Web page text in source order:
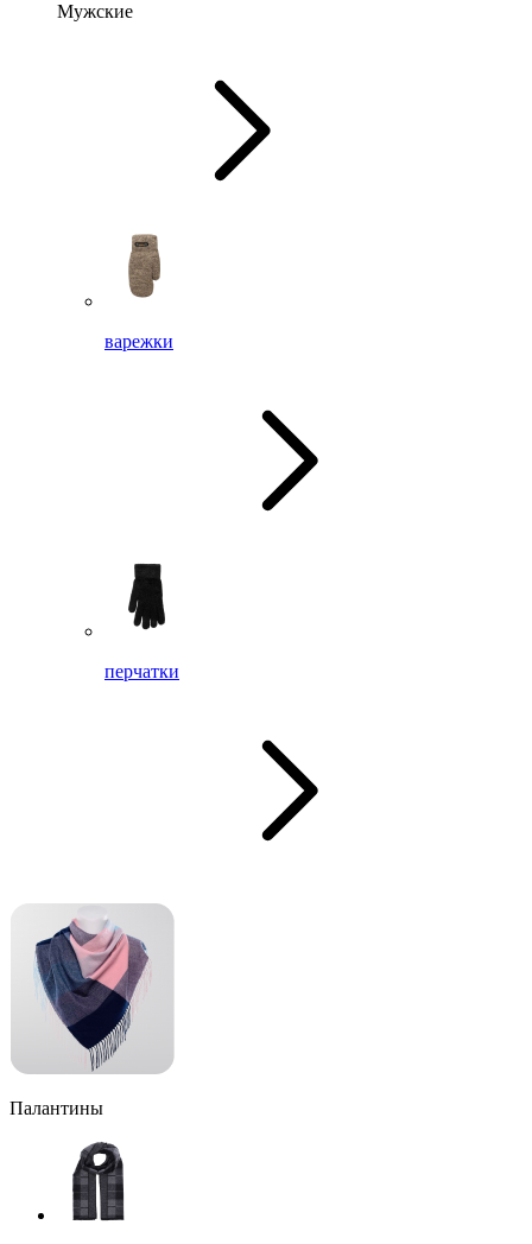
Мужские
варежки
перчатки
Палантины